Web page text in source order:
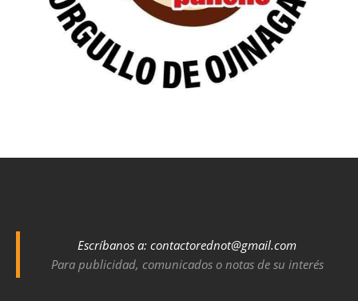
Escríbanos a: contactorednot@gmail.com
Para publicidad, comunicados o notas de su interés